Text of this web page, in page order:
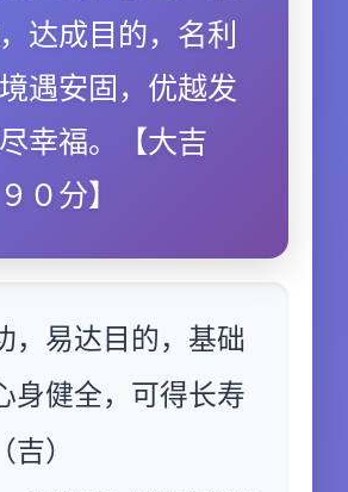
达成目的，名利
遇安固，优越发
幸福。【大吉
０分】
，易达目的，基础
身健全，可得长寿
）